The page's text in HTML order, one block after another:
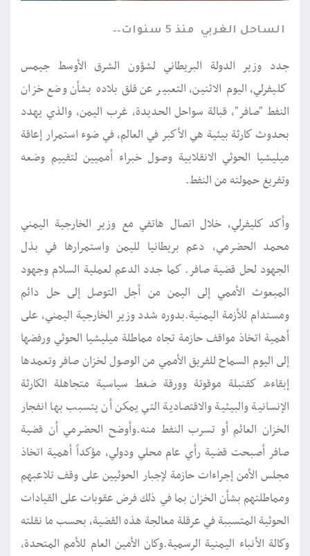
الساحل الغربي منذ 5 سنوات
جدد وزير الدولة البريطاني لشؤون الشرق الأوسط جيمس
كليفرلي، اليوم الاثنين، التعبير عن قلق بلاده بشأن وضع خزان
النفط "صافر"، قبالة سواحل الحديدة، غرب اليمن، والذي يهدد
بحدوث كارثة بيئية هي الأكبر في العالم، في ضوء استمرار إعاقة
ميليشيا الحوثي الانقلابية وصول خبراء أمميين لتقييم وضعه
وتفريغ حمولته من النفط.
وأكد كليفرلي، خلال اتصال هاتفي مع وزير الخارجية اليمني
محمد الحضرمي، دعم بريطانيا لليمن واستمرارها في بذل
الجهود لحل قضية صافر. كما جدد الدعم لعملية السلام وجهود
المبعوث الأممي إلى اليمن من أجل التوصل إلى حل دائم
ومستدام للأزمة اليمنية.بدوره شدد وزير الخارجية اليمني، على
أهمية اتخاذ مواقف حازمة تجاه مماطلة ميليشيا الحوثي ورفضها
إلى اليوم السماح للفريق الأممي من الوصول لخزان صافر وتعمدها
إبقاءه كقنبلة موقوتة وورقة ضغط سياسية متجاهلة الكارثة
الإنسانية والبيئية والاقتصادية التي يمكن أن يتسبب بها انفجار
الخزان العائم أو تسرب النفط منه.وأوضح الحضرمي أن قضية
صافر أصبحت قضية رأي عام محلي ودولي، مؤكداً أهمية اتخاذ
مجلس الأمن إجراءات حازمة لإجبار الحوثيين على وقف تلاعبهم
ومماطلتهم بشأن الخزان بما في ذلك فرض عقوبات على القيادات
الحوثية المتسببة في عرقلة معالجة هذه القضية، بحسب ما نقلته
وكالة الأنباء اليمنية الرسمية.وكان الأمين العام للأمم المتحدة،